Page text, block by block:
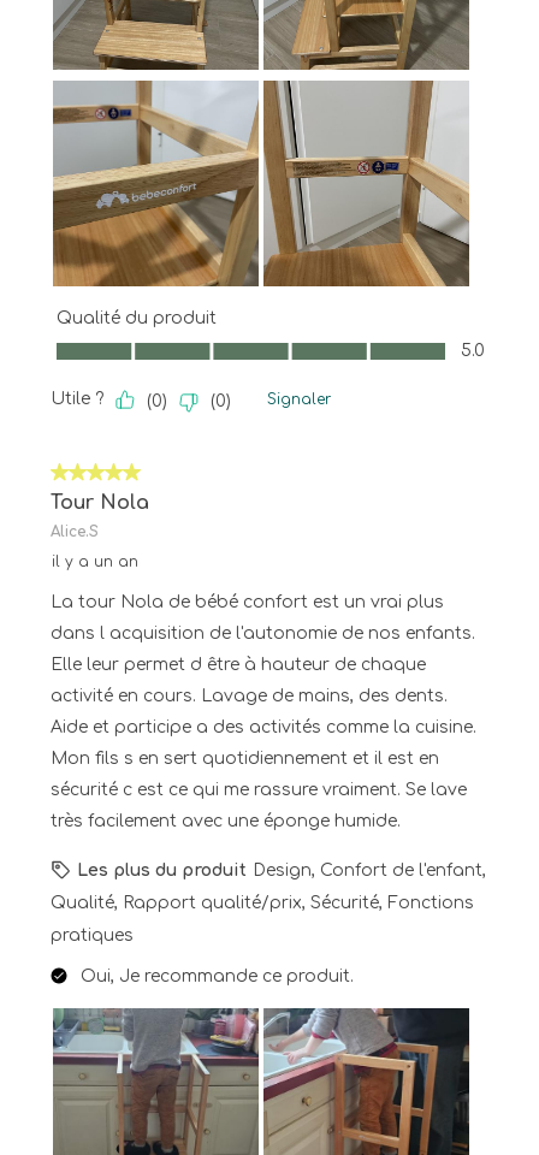
Qualité du produit
Qualité du produit, 5.0 sur 5
5.0
Utile ? (0) (0) Signaler
5 sur 5 étoiles.
Tour Nola
Alice.S
il y a un an
La tour Nola de bébé confort est un vrai plus
dans l acquisition de l'autonomie de nos enfants.
Elle leur permet d être à hauteur de chaque
activité en cours. Lavage de mains, des dents.
Aide et participe a des activités comme la cuisine.
Mon fils s en sert quotidiennement et il est en
sécurité c est ce qui me rassure vraiment. Se lave
très facilement avec une éponge humide.
Les plus du produit Design, Confort de l'enfant,
Qualité, Rapport qualité/prix, Sécurité, Fonctions
pratiques
Oui, Je recommande ce produit.